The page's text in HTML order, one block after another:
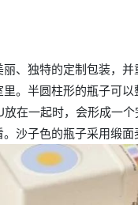
、独特的定制包装，
。半圆柱形的瓶子可
在一起时，会形成一
沙子色的瓶子采用缎面